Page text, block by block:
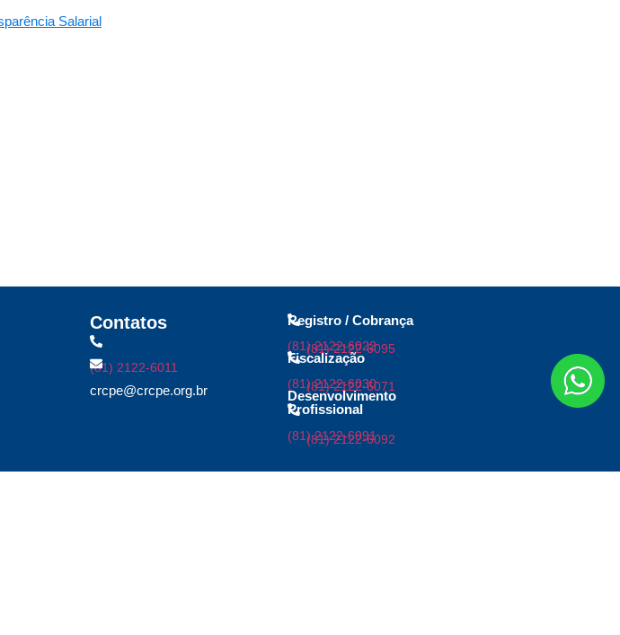
Salarial
Contatos
(81) 2122-6011
crcpe@crcpe.org.br
Registro / Cobrança
(81) 2122-6022
(81) 2122-6095
Fiscalização
(81) 2122-6030
(81) 2122-6071
Desenvolvimento
Profissional
(81) 2122-6091
(81) 2122-6092